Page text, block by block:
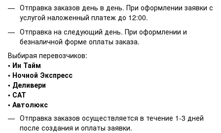
Отправка заказов день в день. При оформлении заявки с
услугой наложенный платеж до 12:00.
Отправка на следующий день. При оформлении и
безналичной форме оплаты заказа.
Выбирая перевозчиков:
• Ин Тайм
• Ночной Экспресс
• Деливери
• САТ
• Автолюкс
Отправка заказов осуществляется в течение 1-3 дней
после создания и оплаты заявки.